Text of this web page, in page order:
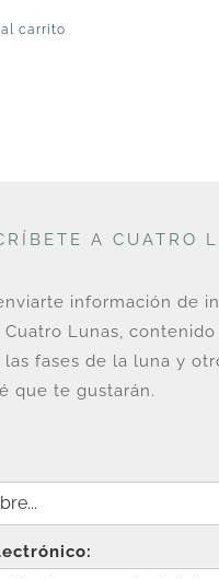
carrito
A CUATRO
información de
Cuatro Lunas,
las fases de la luna y
que te gustarán.